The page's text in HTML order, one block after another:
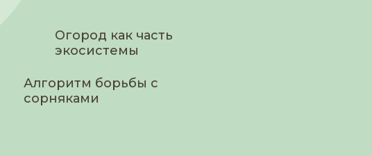
Огород как часть
экосистемы
Алгоритм борьбы с
сорняками